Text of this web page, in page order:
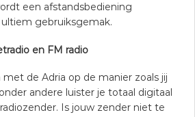
een afstandsbediening
gebruiksgemak.
en FM radio
met de Adria op de manier zoals jij
andere luister je totaal digitaal
Is jouw zender niet te